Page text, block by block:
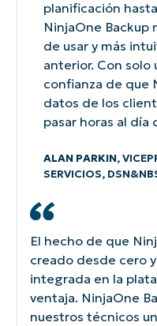
planificación
NinjaOne Backup
de usar y más
anterior. Con solo
confianza de que
datos de los
pasar horas al día
ALAN PARKIN,
SERVICIOS,
El hecho de que
creado desde cero
integrada en la
ventaja. NinjaOne
nuestros técnicos